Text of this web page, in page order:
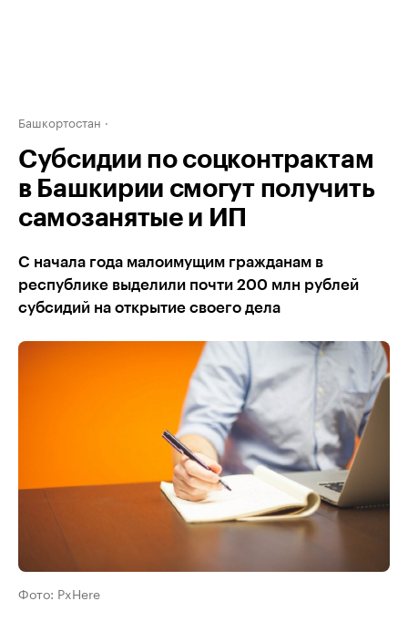
Башкортостан
Субсидии по соцконтрактам
в Башкирии смогут получить
самозанятые и ИП
С начала года малоимущим гражданам в
республике выделили почти 200 млн рублей
субсидий на открытие своего дела
Фото: PxHere